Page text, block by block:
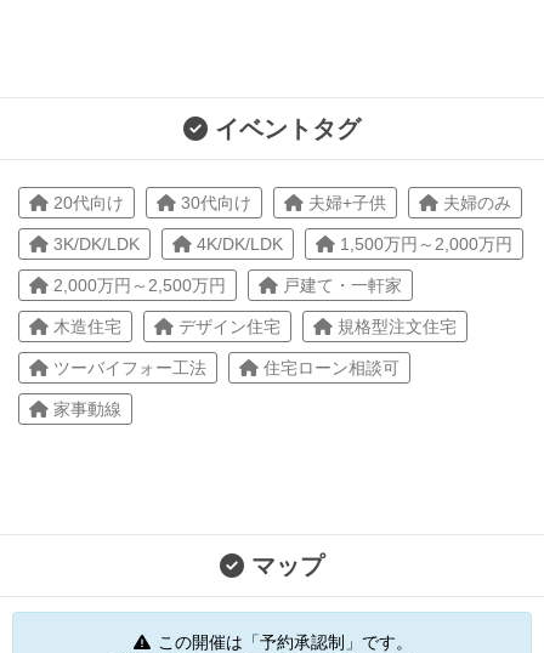
イベントタグ
20代向け 30代向け 夫婦+子供 夫婦のみ
3K/DK/LDK 4K/DK/LDK 1,500万円～2,000万円
2,000万円～2,500万円 戸建て・一軒家
木造住宅 デザイン住宅 規格型注文住宅
ツーバイフォー工法 住宅ローン相談可
家事動線
マップ
この開催は「予約承認制」です。